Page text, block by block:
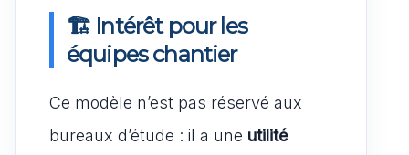
🏗️ Intérêt pour les
équipes chantier
Ce modèle n’est pas réservé aux
bureaux d’étude : il a une utilité